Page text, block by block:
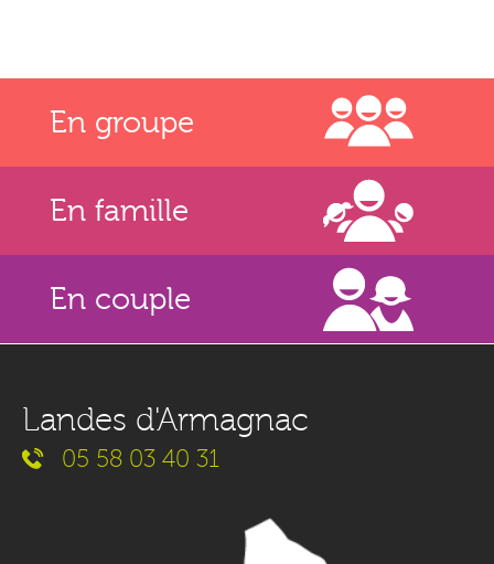
En groupe
En famille
En couple
Landes d'Armagnac
05 58 03 40 31